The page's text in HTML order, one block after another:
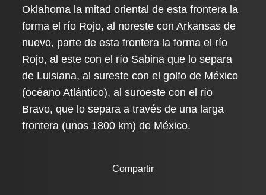
Oklahoma la mitad oriental de esta frontera la
forma el río Rojo, al noreste con Arkansas de
nuevo, parte de esta frontera la forma el río
Rojo, al este con el río Sabina que lo separa
de Luisiana, al sureste con el golfo de México
(océano Atlántico), al suroeste con el río
Bravo, que lo separa a través de una larga
frontera (unos 1800 km) de México.
Compartir